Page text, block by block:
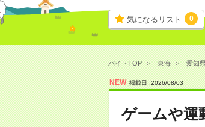
気になるリスト 0
バイトTOP 東海 愛知
NEW 掲載日 :2026/08/03
ゲームや運